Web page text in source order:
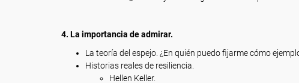
4. La importancia de admirar.
La teoría del espejo. ¿En quién puedo fijarme cómo
Historias reales de resiliencia.
Hellen Keller.